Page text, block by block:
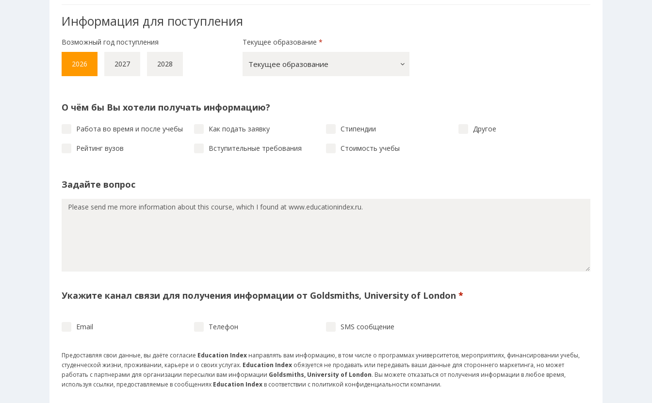
Информация для поступления
Возможный год поступления
2026 2027 2028
Текущее образование*
Текущее образование
О чём бы Вы хотели получать информацию?
Работа во время и после учебы Как подать заявку Стипендии Другое
Рейтинг вузов Вступительные требования Стоимость учебы
Задайте вопрос
Укажите канал связи для получения информации от Goldsmiths, University of London *
Email Телефон SMS сообщение
Предоставляя свои данные, вы даёте согласие Education Index направлять вам информацию, в том числе о программах университетов, мероприятиях, финансировании учебы,
студенческой жизни, проживании, карьере и о своих услугах. Education Index обязуется не продавать или передавать ваши данные для стороннего маркетинга, но может
работать с партнерами для организации пересылки вам информации Goldsmiths, University of London. Вы можете отказаться от получения информации в любое время,
используя ссылки, предоставляемые в сообщениях Education Index в соответствии с политикой конфиденциальности компании.